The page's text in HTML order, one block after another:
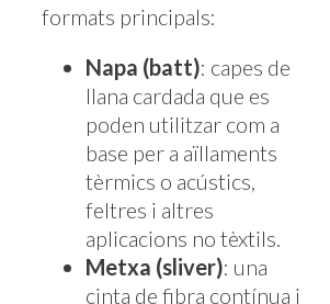
formats principals:
Napa (batt): capes de
llana cardada que es
poden utilitzar com a
base per a aïllaments
tèrmics o acústics,
feltres i altres
aplicacions no tèxtils.
Metxa (sliver): una
cinta de fibra contínua i